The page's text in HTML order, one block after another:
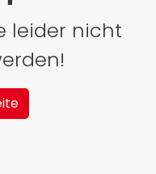
leider nicht